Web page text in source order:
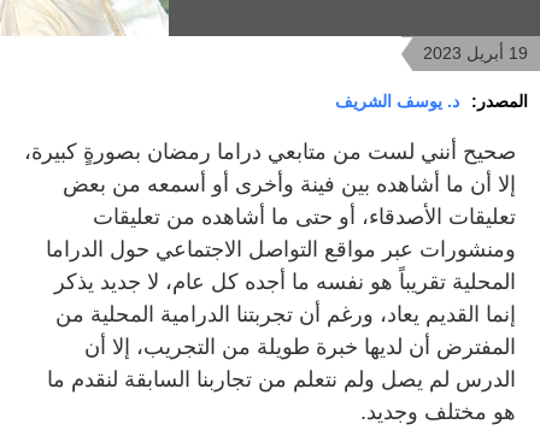
19 أبريل 2023
المصدر: د. يوسف الشريف
صحيح أنني لست من متابعي دراما رمضان بصورةٍ كبيرة،
إلا أن ما أشاهده بين فينة وأخرى أو أسمعه من بعض
تعليقات الأصدقاء، أو حتى ما أشاهده من تعليقات
ومنشورات عبر مواقع التواصل الاجتماعي حول الدراما
المحلية تقريباً هو نفسه ما أجده كل عام، لا جديد يذكر
إنما القديم يعاد، ورغم أن تجربتنا الدرامية المحلية من
المفترض أن لديها خبرة طويلة من التجريب، إلا أن
الدرس لم يصل ولم نتعلم من تجاربنا السابقة لنقدم ما
هو مختلف وجديد.